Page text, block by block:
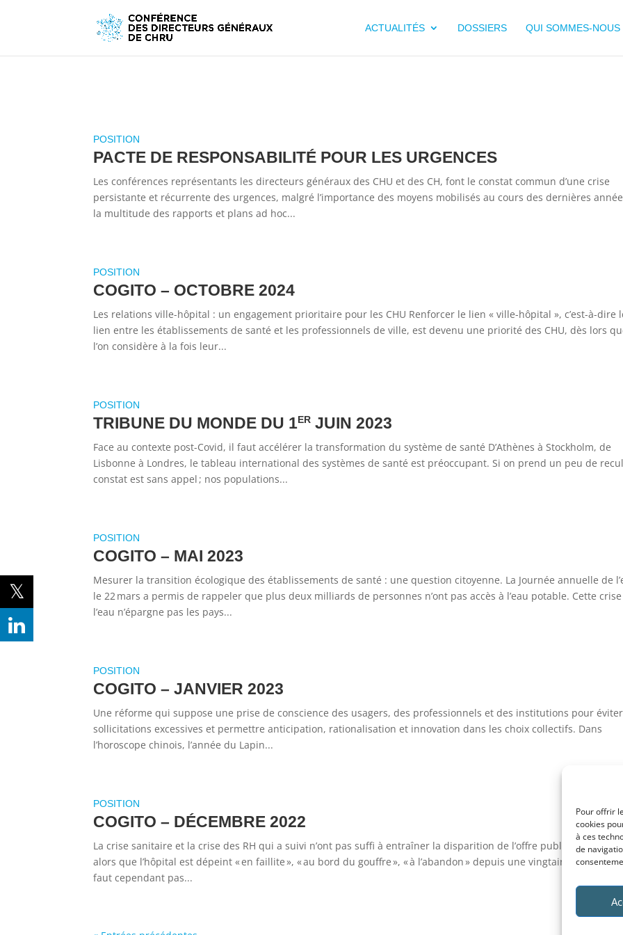
Pour offrir
cookies
à ces
de
ACTUALITÉS DOSSIERS QUI SOMMES-NOUS
PACTE DE RESPONSABILITÉ POUR LES URGENCES
Les conférences représentants les directeurs généraux des CHU et des CH, font le constat commun d’une crise
persistante et récurrente des urgences, malgré l’importance des moyens mobilisés au cours des dernières
la multitude des rapports et plans ad hoc...
COGITO – OCTOBRE 2024
Les relations ville-hôpital : un engagement prioritaire pour les CHU Renforcer le lien « ville-hôpital », c’est-à-dire
lien entre les établissements de santé et les professionnels de ville, est devenu une priorité des CHU, dès lors
l’on considère à la fois leur...
TRIBUNE DU MONDE DU 1ER JUIN 2023
Face au contexte post-Covid, il faut accélérer la transformation du système de santé D’Athènes à Stockholm, de
Lisbonne à Londres, le tableau international des systèmes de santé est préoccupant. Si on prend un peu de
constat est sans appel ; nos populations...
COGITO – MAI 2023
Mesurer la transition écologique des établissements de santé : une question citoyenne. La Journée annuelle de
le 22 mars a permis de rappeler que plus deux milliards de personnes n’ont pas accès à l’eau potable. Cette
l’eau n’épargne pas les pays...
COGITO – JANVIER 2023
Une réforme qui suppose une prise de conscience des usagers, des professionnels et des institutions pour
sollicitations excessives et permettre anticipation, rationalisation et innovation dans les choix collectifs. Dans
l’horoscope chinois, l’année du Lapin...
COGITO – DÉCEMBRE 2022
La crise sanitaire et la crise des RH qui a suivi n’ont pas suffi à entraîner la disparition de l’offre publique de
alors que l’hôpital est dépeint « en faillite », « au bord du gouffre », « à l’abandon » depuis une vingtaine d’années.
faut cependant pas...